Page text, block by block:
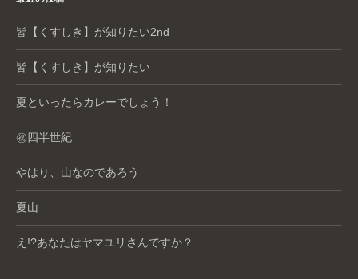
皆【くすしき】が知りたい2nd
皆【くすしき】が知りたい
夏といったらカレーでしょう！
㊗️四半世紀
やはり、山なのであろう
夏山
え!?あなたはヤマユリさんですか？